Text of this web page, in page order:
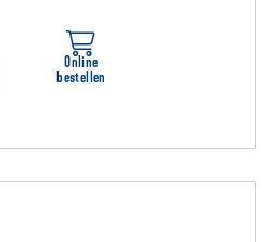
Online
bestellen